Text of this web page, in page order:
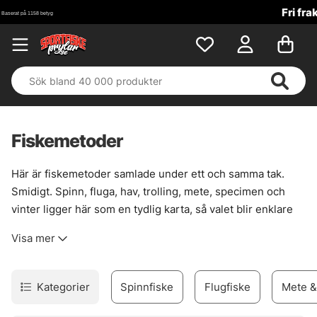
Fiskemetoder
Här är fiskemetoder samlade under ett och samma tak.
Smidigt. Spinn, fluga, hav, trolling, mete, specimen och
vinter ligger här som en tydlig karta, så valet blir enklare
en kategori som fortsätter att växa, steg för steg, mot mer
En metod passar sällan överallt. Därför blir rätt spår viktigt
när målet är allt från kustnära jakt på kraftfulla arter till ett
Visa mer
Kategorier Spinnfiske Flugfiske Mete